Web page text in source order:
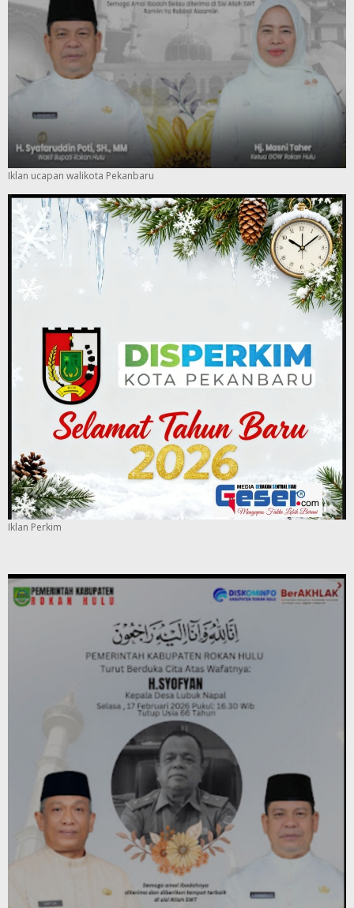
Iklan ucapan walikota Pekanbaru
Iklan Perkim